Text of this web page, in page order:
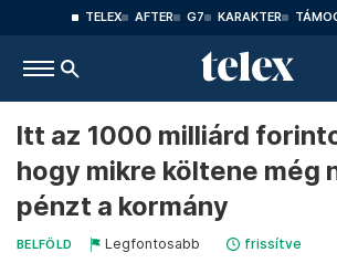
TELEX AFTER G7 KARAKTER
Itt az 1000 milliárd
hogy mikre költene még
pénzt a kormány
BELFÖLD Legfontosabb frissítve